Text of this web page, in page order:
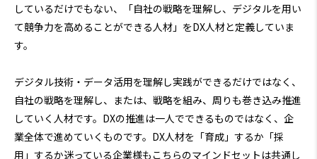
しているだけでもない、「自社の戦略を理解し、デジタルを用い
て競争力を高めることができる人材」をDX人材と定義していま
す。
デジタル技術・データ活用を理解し実践ができるだけではなく、
自社の戦略を理解し、または、戦略を組み、周りも巻き込み推進
していく人材です。DXの推進は一人でできるものではなく、企
業全体で進めていくものです。DX人材を「育成」するか「採
用」するか迷っている企業様もこちらのマインドセットは共通し